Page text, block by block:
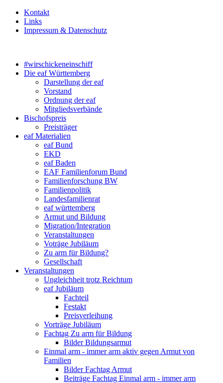
Kontakt
Links
Impressum & Datenschutz
#wirschickeneinschiff
Die eaf Württemberg
Darstellung der eaf
Vorstand
Ordnung der eaf
Mitgliedsverbände
Bischofspreis
Preisträger
eaf Materialien
eaf Bund
EKD
eaf Baden
EAF Familienforum Bund
Familienforschung BW
Familienpolitik
Landesfamilienrat
eaf württemberg
Armut und Bildung
Migration/Integration
Veranstaltungen
Voträge Jubiläum
Zu arm für Bildung?
Gesellschaft
Veranstaltungen
Ungleichheit trotz Reichtum
eaf Jubiläum
Fachteil
Festakt
Preisverleihung
Vorträge Jubiläum
Fachtag Zu arm für Bildung
Bilder Bildungsarmut
Einmal arm - immer arm aktiv gegen Armut von
Familien
Bilder Fachtag Armut
Beiträge Fachtag Einmal arm - immer arm